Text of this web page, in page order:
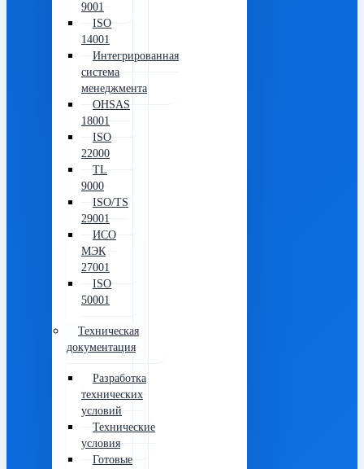
9001
ISO
14001
Интегрированная
система
менеджмента
OHSAS
18001
ISO
22000
TL
9000
ISO/TS
29001
ИСО
МЭК
27001
ISO
50001
Техническая
документация
Разработка
технических
условий
Технические
условия
Готовые